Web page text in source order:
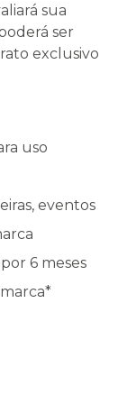
sua
ser
exclusivo
uso
eventos
6 meses